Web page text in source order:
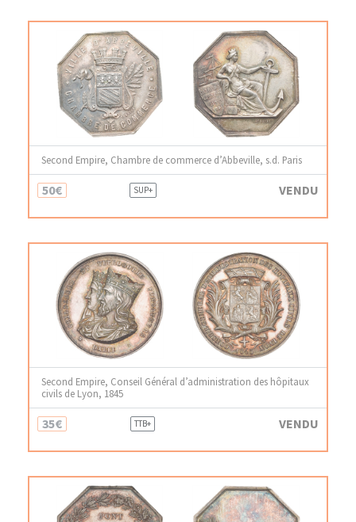
Second Empire, Chambre de commerce d’Abbeville, s.d. Paris
50€ SUP+ VENDU
Second Empire, Conseil Général d’administration des hôpitaux
civils de Lyon, 1845
35€ TTB+ VENDU